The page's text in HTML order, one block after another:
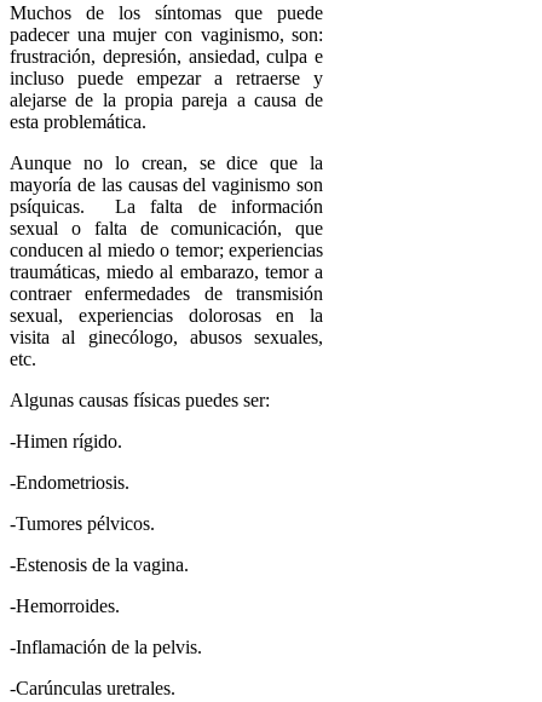
Muchos de los síntomas que puede
padecer una mujer con vaginismo, son:
frustración, depresión, ansiedad, culpa e
incluso puede empezar a retraerse y
alejarse de la propia pareja a causa de
esta problemática.
Aunque no lo crean, se dice que la
mayoría de las causas del vaginismo son
psíquicas. ​ La falta de información
sexual o falta de comunicación, que
conducen al miedo o temor; experiencias
traumáticas, miedo al embarazo, temor a
contraer enfermedades de transmisión
sexual, experiencias dolorosas en la
visita al ginecólogo, abusos sexuales,
etc.
Algunas causas físicas puedes ser:
-Himen rígido.
-Endometriosis.
-Tumores pélvicos.
-Estenosis de la vagina.
-Hemorroides.
-Inflamación de la pelvis.
-Carúnculas uretrales.